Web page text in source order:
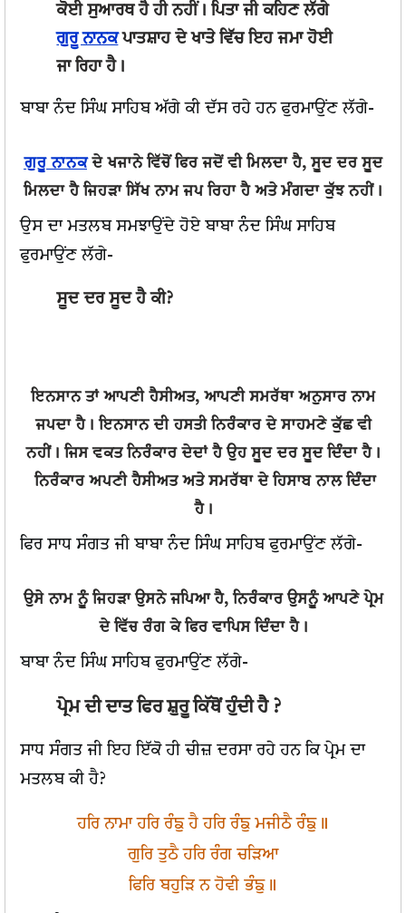
ਕੋਈ ਸੁਆਰਥ ਹੈ ਹੀ ਨਹੀਂ। ਪਿਤਾ ਜੀ ਕਹਿਣ ਲੱਗੇ
ਗੁਰੂ ਨਾਨਕਪਾਤਸ਼ਾਹ ਦੇ ਖਾਤੇ ਵਿੱਚ ਇਹ ਜਮਾ ਹੋਈ
ਜਾ ਰਿਹਾ ਹੈ।
ਬਾਬਾ ਨੰਦ ਸਿੰਘ ਸਾਹਿਬ ਅੱਗੇ ਕੀ ਦੱਸ ਰਹੇ ਹਨ ਫੁਰਮਾਉਂਣ ਲੱਗੇ-
ਗੁਰੂ ਨਾਨਕਦੇ ਖਜਾਨੇ ਵਿੱਚੋਂ ਫਿਰ ਜਦੋਂ ਵੀ ਮਿਲਦਾ ਹੈ, ਸੂਦ ਦਰ ਸੂਦ
ਮਿਲਦਾ ਹੈ ਜਿਹੜਾ ਸਿੱਖ ਨਾਮ ਜਪ ਰਿਹਾ ਹੈ ਅਤੇ ਮੰਗਦਾ ਕੁੱਝ ਨਹੀਂ।
ਉਸ ਦਾ ਮਤਲਬ ਸਮਝਾਉਂਦੇ ਹੋਏ ਬਾਬਾ ਨੰਦ ਸਿੰਘ ਸਾਹਿਬ
ਫੁਰਮਾਉਂਣ ਲੱਗੇ-
ਸੂਦ ਦਰ ਸੂਦ ਹੈ ਕੀ?
ਇਨਸਾਨ ਤਾਂ ਆਪਣੀ ਹੈਸੀਅਤ, ਆਪਣੀ ਸਮਰੱਥਾ ਅਨੁਸਾਰ ਨਾਮ
ਜਪਦਾ ਹੈ। ਇਨਸਾਨ ਦੀ ਹਸਤੀ ਨਿਰੰਕਾਰ ਦੇ ਸਾਹਮਣੇ ਕੁੱਛ ਵੀ
ਨਹੀਂ। ਜਿਸ ਵਕਤ ਨਿਰੰਕਾਰ ਦੇਦਾਂ ਹੈ ਉਹ ਸੂਦ ਦਰ ਸੂਦ ਦਿੰਦਾ ਹੈ।
ਨਿਰੰਕਾਰ ਅਪਣੀ ਹੈਸੀਅਤ ਅਤੇ ਸਮਰੱਥਾ ਦੇ ਹਿਸਾਬ ਨਾਲ ਦਿੰਦਾ
ਹੈ।
ਫਿਰ ਸਾਧ ਸੰਗਤ ਜੀ ਬਾਬਾ ਨੰਦ ਸਿੰਘ ਸਾਹਿਬ ਫੁਰਮਾਉਂਣ ਲੱਗੇ-
ਉਸੇ ਨਾਮ ਨੂੰ ਜਿਹੜਾ ਉਸਨੇ ਜਪਿਆ ਹੈ, ਨਿਰੰਕਾਰ ਉਸਨੂੰ ਆਪਣੇ ਪ੍ਰੇਮ
ਦੇ ਵਿੱਚ ਰੰਗ ਕੇ ਫਿਰ ਵਾਪਿਸ ਦਿੰਦਾ ਹੈ।
ਬਾਬਾ ਨੰਦ ਸਿੰਘ ਸਾਹਿਬ ਫੁਰਮਾਉਂਣ ਲੱਗੇ-
ਪ੍ਰੇਮ ਦੀ ਦਾਤ ਫਿਰ ਸ਼ੁਰੂ ਕਿੱਥੋਂ ਹੁੰਦੀ ਹੈ ?
ਸਾਧ ਸੰਗਤ ਜੀ ਇਹ ਇੱਕੋ ਹੀ ਚੀਜ਼ ਦਰਸਾ ਰਹੇ ਹਨ ਕਿ ਪ੍ਰੇਮ ਦਾ
ਮਤਲਬ ਕੀ ਹੈ?
ਹਰਿ ਨਾਮਾ ਹਰਿ ਰੰਙੁ ਹੈ ਹਰਿ ਰੰਙੁ ਮਜੀਠੈ ਰੰਙੁ॥
ਗੁਰਿ ਤੁਠੈ ਹਰਿ ਰੰਗ ਚੜਿਆ
ਫਿਰਿ ਬਹੁੜਿ ਨ ਹੋਵੀ ਭੰਙੁ॥